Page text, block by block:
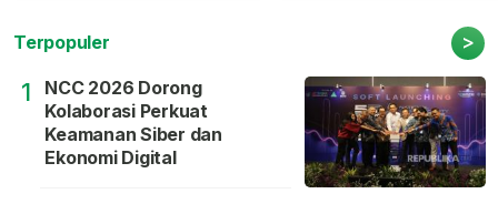
Terpopuler >
1
NCC 2026 Dorong
Kolaborasi Perkuat
Keamanan Siber dan
Ekonomi Digital